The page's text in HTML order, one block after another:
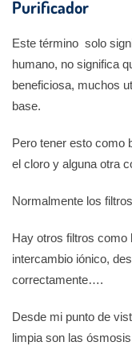
Purificador
Este término solo
humano, no significa
beneficiosa, muchos
base.
Pero tener esto como
el cloro y alguna otra
Normalmente los
Hay otros filtros como
intercambio iónico,
correctamente….
Desde mi punto de
limpia son las